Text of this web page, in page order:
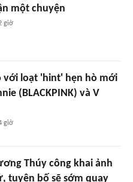
một chuyện
giờ
với loạt 'hint' hẹn hò mới
(BLACKPINK) và V
giờ
Thúy công khai ảnh
tuyên bố sẽ sớm quay